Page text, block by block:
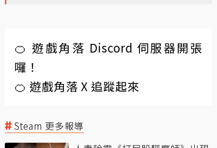
🍊 遊戲角落 Discord 伺服器開張
囉！
🍊 遊戲角落 X 追蹤起來
Steam 更多報導